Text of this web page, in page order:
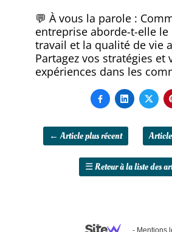
- Mentions
💬 À vous la parole :
entreprise aborde-t-elle le
travail et la qualité de vie
Partagez vos stratégies et
expériences dans les
  
←Article plus récent
☰Retour à la liste des